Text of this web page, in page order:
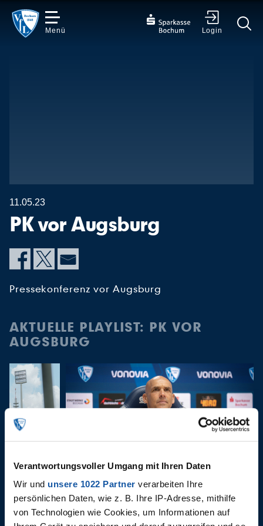
Verantwortungsvoller Umgang mit Ihren Daten
Wir und unsere 1022 Partner verarbeiten Ihre
persönlichen Daten, wie z. B. Ihre IP-Adresse, mithilfe
von Technologien wie Cookies, um Informationen auf
Menü Login
11.05.23
PK vor Augsburg
Pressekonferenz vor Augsburg
AKTUELLE PLAYLIST: PK VOR
AUGSBURG
11.05.2023
PK vor Augsburg